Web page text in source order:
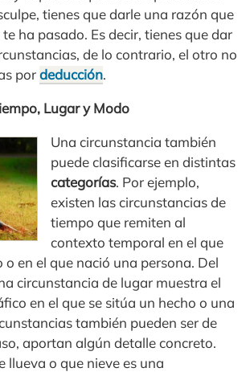
tienes que darle una razón que
ha pasado. Es decir, tienes que dar
de lo contrario, el otro no
pordeducción.
Lugar y Modo
Una circunstancia también
puede clasificarse en distintas
categorías. Por ejemplo,
existen las circunstancias de
tiempo que remiten al
contexto temporal en el que
en el que nació una persona. Del
circunstancia de lugar muestra el
en el que se sitúa un hecho o una
también pueden ser de
aportan algún detalle concreto.
llueva o que nieve es una